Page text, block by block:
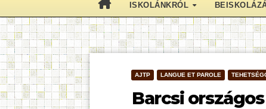
ISKOLÁNKRÓL
AJTP LANGUE ET PAROLE
Barcsi